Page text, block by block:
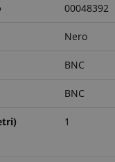
00048392
Nero
BNC
BNC
1